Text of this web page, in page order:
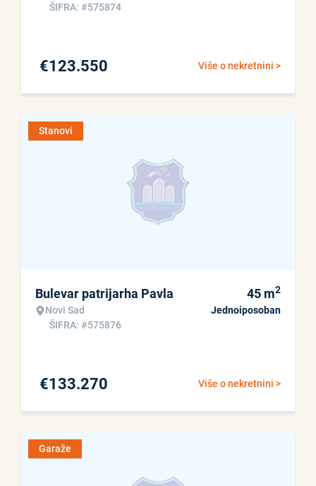
ŠIFRA: #575874
Više o nekretnini >
€123.550
Stanovi
Bulevar patrijarha Pavla
Novi Sad
ŠIFRA: #575876
45 m2
Jednoiposoban
Više o nekretnini >
€133.270
Garaže